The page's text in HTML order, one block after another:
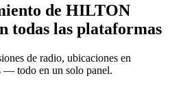
de HILTON
todas las plataformas
de radio, ubicaciones en
— todo en un solo panel.